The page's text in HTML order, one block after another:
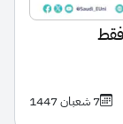
فقط
7 شعبان 1447